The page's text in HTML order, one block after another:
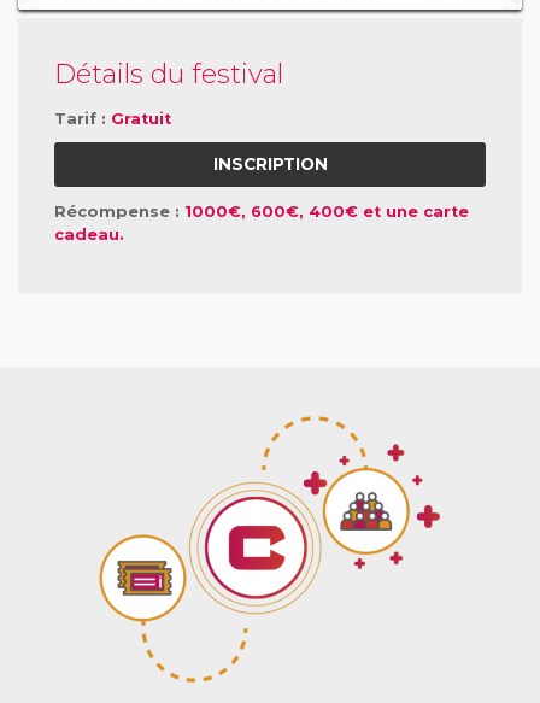
Détails du festival
Tarif : Gratuit
INSCRIPTION
Récompense : 1000€, 600€, 400€ et une carte
cadeau.